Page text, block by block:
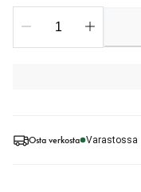
Osta verkosta Varastossa